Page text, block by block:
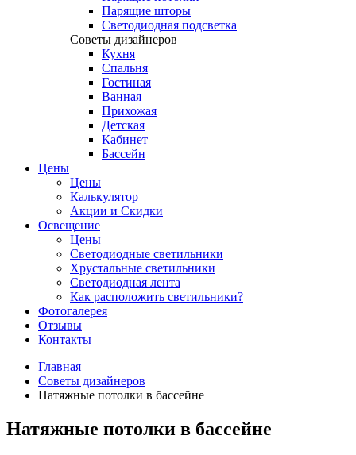
Парящие шторы
Светодиодная подсветка
Советы дизайнеров
Кухня
Спальня
Гостиная
Ванная
Прихожая
Детская
Кабинет
Бассейн
Цены
Цены
Калькулятор
Акции и Скидки
Освещение
Цены
Светодиодные светильники
Хрустальные светильники
Светодиодная лента
Как расположить светильники?
Фотогалерея
Отзывы
Контакты
Главная
Советы дизайнеров
Натяжные потолки в бассейне
Натяжные потолки в бассейне